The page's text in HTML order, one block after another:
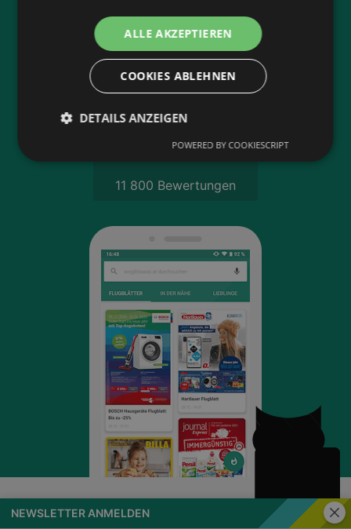
NEWSLETTER ANMELDEN
alle Anbieter in deiner Nähe.
App-Bewertung
11 800 Bewertungen
wogibtswas.at Impressum
ALLE AKZEPTIEREN
COOKIES ABLEHNEN
DETAILS ANZEIGEN
POWERED BY COOKIESCRIPT